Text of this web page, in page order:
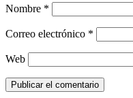
Nombre *
Correo electrónico *
Web